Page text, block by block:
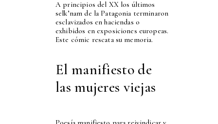
A principios del XX los últimos
selk’nam de la Patagonia terminaron
esclavizados en haciendas o
exhibidos en exposiciones europeas.
Este cómic rescata su memoria.
El manifiesto de
las mujeres viejas